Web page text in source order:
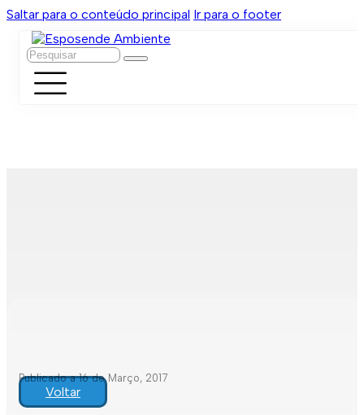
Saltar para o conteúdo principal Ir para o footer
Pesquisar
Publicado a 16 de Março, 2017
Voltar